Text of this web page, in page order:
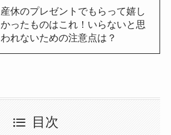
産休のプレゼントでもらって嬉し
かったものはこれ！いらないと思
われないための注意点は？
目次